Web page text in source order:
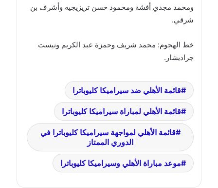
ومحمد مجدي أفشة ومحمود حسن تريزيجيه وأشرف بن
شرقي.
خط الهجوم: محمد شريف وحمزة عبد الكريم ونيست
جراديشار.
قائمة الأهلي ضد سيراميكا كليوباترا
قائمة الأهلي لمباراة سيراميكا كليوباترا
قائمة الأهلي لمواجهة سيراميكا كليوباترا في
الدوري الممتاز
موعد مباراة الأهلي وسيراميكا كليوباترا